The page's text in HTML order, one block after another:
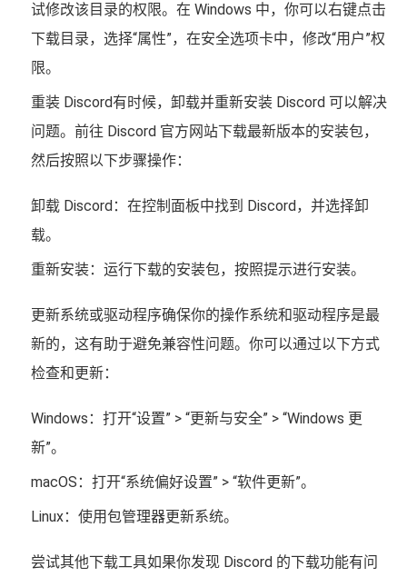
试修改该目录的权限。在 Windows 中，你可以右键点击
下载目录，选择“属性”，在安全选项卡中，修改“用户”权
限。
重装 Discord有时候，卸载并重新安装 Discord 可以解决
问题。前往 Discord 官方网站下载最新版本的安装包，
然后按照以下步骤操作：
卸载 Discord：在控制面板中找到 Discord，并选择卸
载。
重新安装：运行下载的安装包，按照提示进行安装。
更新系统或驱动程序确保你的操作系统和驱动程序是最
新的，这有助于避免兼容性问题。你可以通过以下方式
检查和更新：
Windows：打开“设置” > “更新与安全” > “Windows 更
新”。
macOS：打开“系统偏好设置” > “软件更新”。
Linux：使用包管理器更新系统。
尝试其他下载工具如果你发现 Discord 的下载功能有问